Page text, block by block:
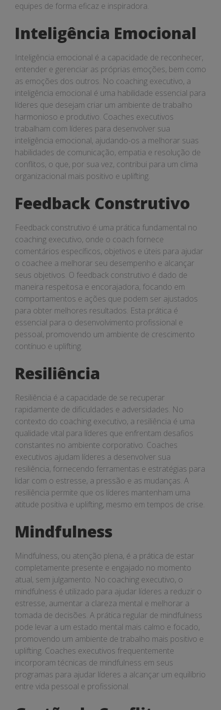
equipes de forma eficaz e inspiradora.
Inteligência Emocional
Inteligência emocional é a capacidade de reconhecer,
entender e gerenciar as próprias emoções, bem como
as emoções dos outros. No coaching executivo, a
inteligência emocional é uma habilidade essencial para
líderes que desejam criar um ambiente de trabalho
harmonioso e produtivo. Coaches executivos
trabalham com líderes para desenvolver sua
inteligência emocional, ajudando-os a melhorar suas
habilidades de comunicação, empatia e resolução de
conflitos, o que, por sua vez, contribui para um clima
organizacional mais positivo e uplifting.
Feedback Construtivo
Feedback construtivo é uma prática fundamental no
coaching executivo, onde o coach fornece
comentários específicos, objetivos e úteis para ajudar
o coachee a melhorar seu desempenho e alcançar
seus objetivos. O feedback construtivo é dado de
maneira respeitosa e encorajadora, focando em
comportamentos e ações que podem ser ajustados
para obter melhores resultados. Esta prática é
essencial para o desenvolvimento profissional e
pessoal, promovendo um ambiente de crescimento
contínuo e uplifting.
Resiliência
Resiliência é a capacidade de se recuperar
rapidamente de dificuldades e adversidades. No
contexto do coaching executivo, a resiliência é uma
qualidade vital para líderes que enfrentam desafios
constantes no ambiente corporativo. Coaches
executivos ajudam líderes a desenvolver sua
resiliência, fornecendo ferramentas e estratégias para
lidar com o estresse, a pressão e as mudanças. A
resiliência permite que os líderes mantenham uma
atitude positiva e uplifting, mesmo em tempos de crise.
Mindfulness
Mindfulness, ou atenção plena, é a prática de estar
completamente presente e engajado no momento
atual, sem julgamento. No coaching executivo, o
mindfulness é utilizado para ajudar líderes a reduzir o
estresse, aumentar a clareza mental e melhorar a
tomada de decisões. A prática regular de mindfulness
pode levar a um estado mental mais calmo e focado,
promovendo um ambiente de trabalho mais positivo e
uplifting. Coaches executivos frequentemente
incorporam técnicas de mindfulness em seus
programas para ajudar líderes a alcançar um equilíbrio
entre vida pessoal e profissional.